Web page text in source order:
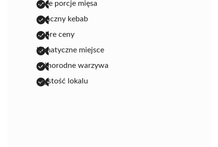
duże porcje mięsa
smaczny kebab
dobre ceny
klimatyczne miejsce
różnorodne warzywa
czystość lokalu